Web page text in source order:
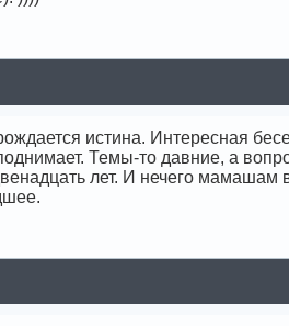
истина. Интересная
Темы-то давние, а
лет. И нечего мамашам